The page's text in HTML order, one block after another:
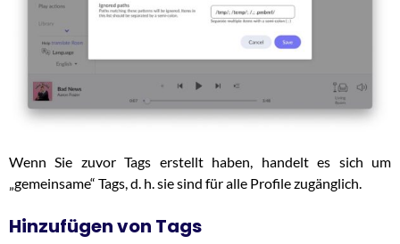
Wenn Sie zuvor Tags erstellt haben, handelt es sich um
„gemeinsame“ Tags, d. h. sie sind für alle Profile zugänglich.
Hinzufügen von Tags